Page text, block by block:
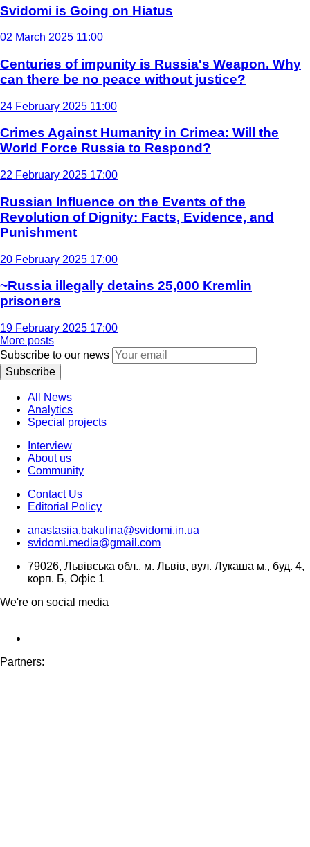
Svidomi is Going on Hiatus
02 March 2025 11:00
Centuries of impunity is Russia's Weapon. Why
can there be no peace without justice?
24 February 2025 11:00
Crimes Against Humanity in Crimea: Will the
World Force Russia to Respond?
22 February 2025 17:00
Russian Influence on the Events of the
Revolution of Dignity: Facts, Evidence, and
Punishment
20 February 2025 17:00
~Russia illegally detains 25,000 Kremlin
prisoners
19 February 2025 17:00
More posts
Subscribe to our news
Subscribe
All News
Analytics
Special projects
Interview
About us
Community
Contact Us
Editorial Policy
anastasiia.bakulina@svidomi.in.ua
svidomi.media@gmail.com
79026, Львівська обл., м. Львів, вул. Лукаша м., буд. 4,
корп. Б, Офіс 1
We're on social media
Partners: